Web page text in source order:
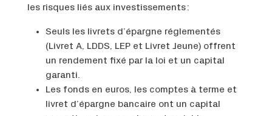
les risques liés aux investissements :
Seuls les livrets d’épargne réglementés
(Livret A, LDDS, LEP et Livret Jeune) offrent
un rendement fixé par la loi et un capital
garanti.
Les fonds en euros, les comptes à terme et
livret d’épargne bancaire ont un capital